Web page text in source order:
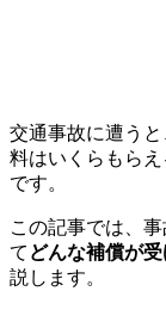
交通事故に遭う
料はいくらもら
です。
この記事では、
て どんな補償が
説します。